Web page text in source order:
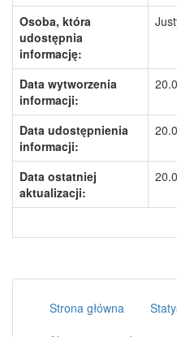
Osoba, która
udostępnia
informację:
Data wytworzenia
informacji:
Data udostępnienia
informacji:
Data ostatniej
aktualizacji:
Strona główna